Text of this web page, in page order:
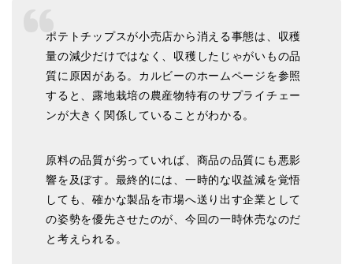
ポテトチップスが小売店から消える事態は、収穫
量の減少だけではなく、収穫したじゃがいもの品
質に原因がある。カルビーのホームページを参照
すると、露地栽培の農産物特有のサプライチェー
ンが大きく関係していることがわかる。
原料の品質が劣っていれば、商品の品質にも悪影
響を及ぼす。最終的には、一時的な収益減を覚悟
しても、確かな製品を市場へ送り出す企業として
の姿勢を優先させたのが、今回の一時休売なのだ
と考えられる。